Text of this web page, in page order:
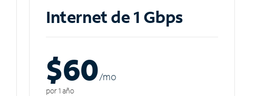
Internet de 1 Gbps
$60/mo
por 1 año